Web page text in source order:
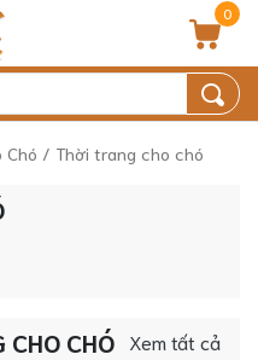
0
Chó / Thời trang cho chó
CHO CHÓ Xem tất cả